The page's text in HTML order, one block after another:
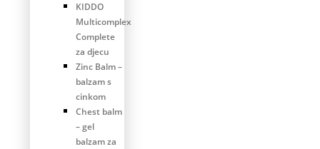
KIDDO
Multicomplex
Complete
za djecu
Zinc Balm –
balzam s
cinkom
Chest balm
– gel
balzam za